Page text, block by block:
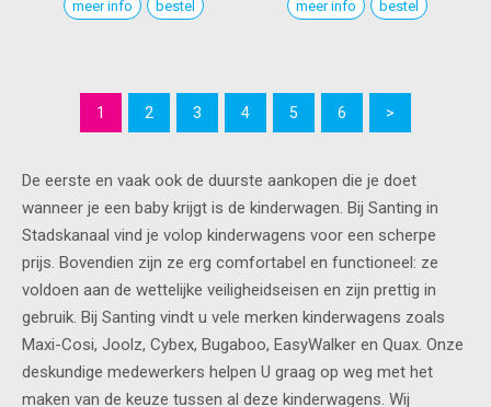
meer info bestel meer info bestel
1 2 3 4 5 6 >
De eerste en vaak ook de duurste aankopen die je doet
wanneer je een baby krijgt is de kinderwagen. Bij Santing in
Stadskanaal vind je volop kinderwagens voor een scherpe
prijs. Bovendien zijn ze erg comfortabel en functioneel: ze
voldoen aan de wettelijke veiligheidseisen en zijn prettig in
gebruik. Bij Santing vindt u vele merken kinderwagens zoals
Maxi-Cosi, Joolz, Cybex, Bugaboo, EasyWalker en Quax. Onze
deskundige medewerkers helpen U graag op weg met het
maken van de keuze tussen al deze kinderwagens. Wij